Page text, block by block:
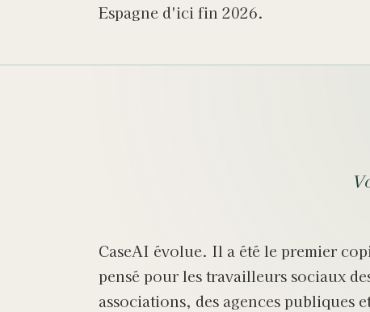
Espagne d'ici fin 2026.
CaseAI évolue. Il a été le premier
pensé pour les travailleurs sociaux
associations, des agences publiques